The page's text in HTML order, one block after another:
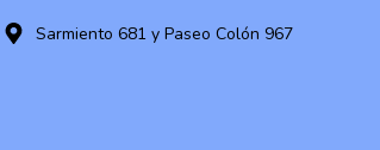
Sarmiento 681 y Paseo Colón 967